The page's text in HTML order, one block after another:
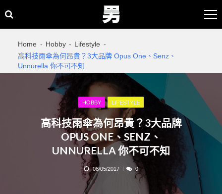
to
to
Home Hobby
Lifestyle
高科技雨傘為何昂貴？3大品牌 Opus One、Senz、
Unnurella 你不可不知
HOBBY LIFESTYLE
高科技雨傘為何昂貴？3大品牌
OPUS ONE、SENZ、
UNNURELLA 你不可不知
08/05/2017 0